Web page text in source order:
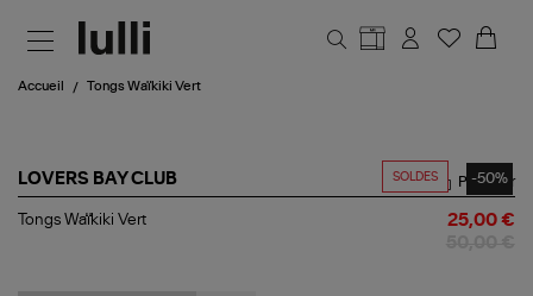
Accueil Tongs Waïkiki Vert
SOLDES -50%
LOVERS BAY CLUB
Tongs
Partager
Tongs Waïkiki Vert 25,00 €